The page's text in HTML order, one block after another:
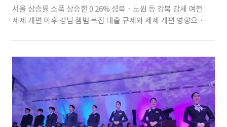
서울 상승률 소폭 상승한 0.26% 성북ㆍ노원 등 강북 강세 여전
세제 개편 이후 강남 셈범 복잡 대출 규제와 세제 개편 영향으로
로 가격 부담이 낮은 외곽 지역에는 실수요가 이어지는 모습이
다. 6일 한국부동산원이 발표한 8월 첫째 주(3일 기준) 전국 주간